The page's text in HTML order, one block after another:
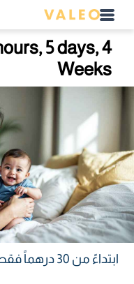
5 days, 4
Weeks
ابتداءً من 30 درهماً فقط للساعة